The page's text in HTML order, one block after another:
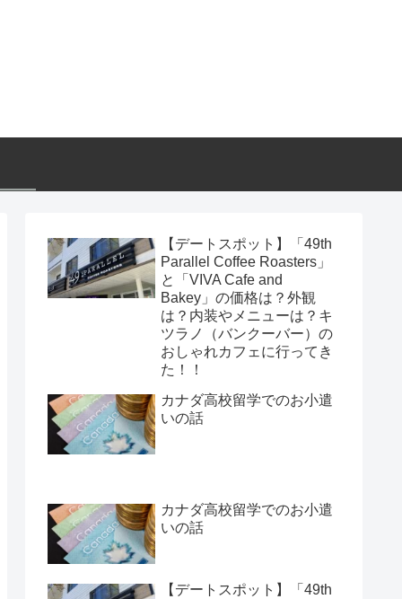
【デートスポット】「49th
Parallel Coffee Roasters」
と「VIVA Cafe and
Bakey」の価格は？外観
は？内装やメニューは？キ
ツラノ（バンクーバー）の
おしゃれカフェに行ってき
た！！
カナダ高校留学でのお小遣
いの話
カナダ高校留学でのお小遣
いの話
【デートスポット】「49th